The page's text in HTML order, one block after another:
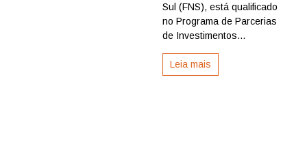
é
qualificado
no
para
receber
Sul (FNS), está qualificado
no Programa de Parcerias
de Investimentos...
Leia mais